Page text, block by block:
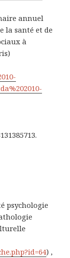
annuel
la santé et de
à
psychologie
) ,